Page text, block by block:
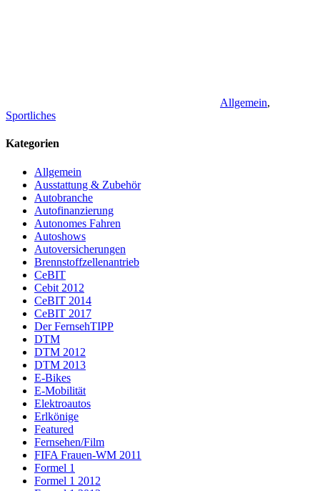
Allgemein,
Sportliches
Kategorien
Allgemein
Ausstattung & Zubehör
Autobranche
Autofinanzierung
Autonomes Fahren
Autoshows
Autoversicherungen
Brennstoffzellenantrieb
CeBIT
Cebit 2012
CeBIT 2014
CeBIT 2017
Der FernsehTIPP
DTM
DTM 2012
DTM 2013
E-Bikes
E-Mobilität
Elektroautos
Erlkönige
Featured
Fernsehen/Film
FIFA Frauen-WM 2011
Formel 1
Formel 1 2012